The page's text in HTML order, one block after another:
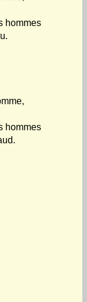
hommes
hommes